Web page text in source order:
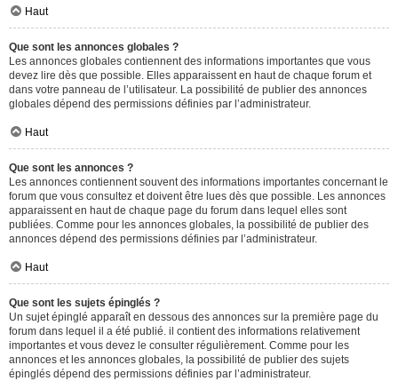
Haut
Que sont les annonces globales ?
Les annonces globales contiennent des informations importantes que vous
devez lire dès que possible. Elles apparaissent en haut de chaque forum et
dans votre panneau de l’utilisateur. La possibilité de publier des annonces
globales dépend des permissions définies par l’administrateur.
Haut
Que sont les annonces ?
Les annonces contiennent souvent des informations importantes concernant le
forum que vous consultez et doivent être lues dès que possible. Les annonces
apparaissent en haut de chaque page du forum dans lequel elles sont
publiées. Comme pour les annonces globales, la possibilité de publier des
annonces dépend des permissions définies par l’administrateur.
Haut
Que sont les sujets épinglés ?
Un sujet épinglé apparaît en dessous des annonces sur la première page du
forum dans lequel il a été publié. il contient des informations relativement
importantes et vous devez le consulter régulièrement. Comme pour les
annonces et les annonces globales, la possibilité de publier des sujets
épinglés dépend des permissions définies par l’administrateur.